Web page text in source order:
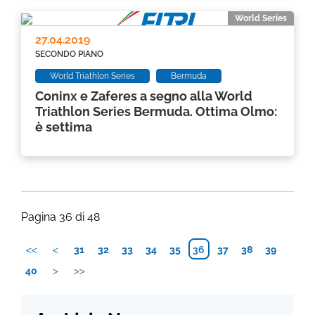
Coninx e Zaferes a segno alla World
Triathlon Series Bermuda. Ottima Olmo:
è settima
SECONDO PIANO
27.04.2019
World Triathlon Series Bermuda
World Series
Pagina 36 di 48
31 32 33 34 35 36 37 38
39
40